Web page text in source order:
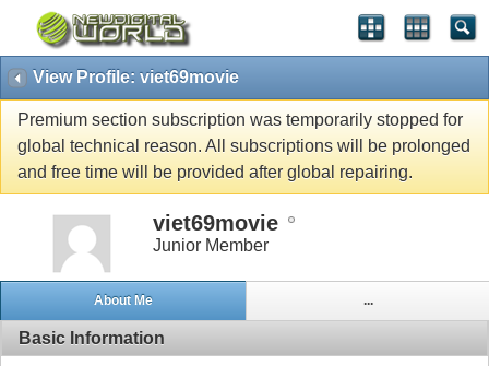
View Profile: viet69movie
Premium section subscription was temporarily stopped for
global technical reason. All subscriptions will be prolonged
and free time will be provided after global repairing.
viet69movie
Junior Member
About Me ...
Basic Information